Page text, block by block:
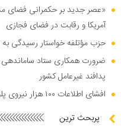
«عصر جدید بر حکمرانی فضای
آمریکا و رقابت در فضای فجازی
حزب مؤتلفه خواستار رسیدگی
ضرورت همکاری ستاد
پدافند غیرعامل کشور
افشای اطلاعات ۱۰۰ هزار نیروی پلیس در دارک وب
پربحث ترین